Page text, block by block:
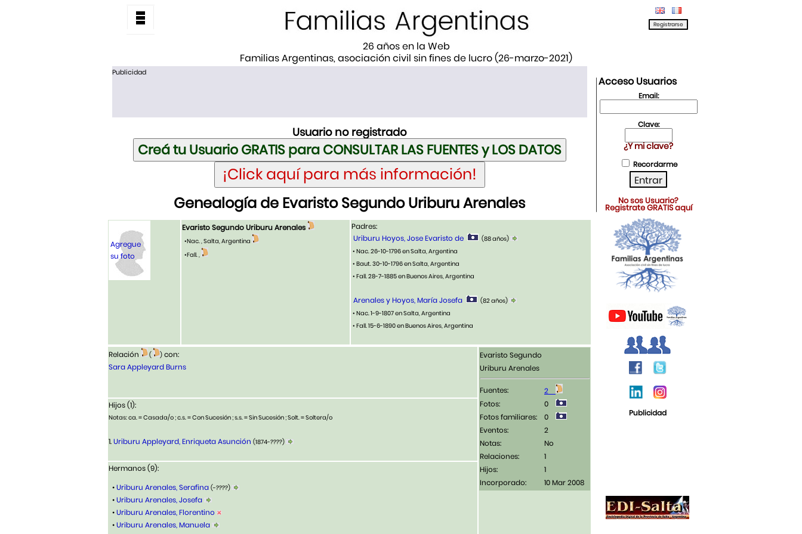
26 años en la Web
Familias Argentinas, asociación civil sin fines de lucro (26-marzo-2021)
Publicidad
Usuario no registrado
Genealogía de Evaristo Segundo Uriburu Arenales
Agregue
su foto
Evaristo Segundo Uriburu Arenales
•Nac. , Salta, Argentina
•Fall. ,
Padres:
Uriburu Hoyos, Jose Evaristo de
(88 años)
• Nac. 26-10-1796 en Salta, Argentina
• Baut. 30-10-1796 en Salta, Argentina
• Fall. 28-7-1885 en Buenos Aires, Argentina
Arenales y Hoyos, María Josefa
(82 años)
• Nac. 1-9-1807 en Salta, Argentina
• Fall. 15-6-1890 en Buenos Aires, Argentina
Relación ( ) con:
Sara Appleyard Burns
Evaristo Segundo
Uriburu Arenales
Fuentes:
2
Fotos:
0
Fotos familiares:
0
Eventos:
2
Notas:
No
Relaciones:
1
Hijos:
1
Incorporado:
10 Mar 2008
Hijos (1):
Notas: ca. = Casada/o ; c.s. = Con Sucesión ; s.s. = Sin Sucesión ; Solt. = Soltera/o
1.Uriburu Appleyard, Enriqueta Asunción (1874-????)
Hermanos (9):
•Uriburu Arenales, Serafina (-????)
•Uriburu Arenales, Josefa
•Uriburu Arenales, Florentino
•Uriburu Arenales, Manuela
Acceso Usuarios
Email:
Clave:
¿Y mi clave?
Recordarme
No sos Usuario?
Registrate GRATIS aquí
Publicidad